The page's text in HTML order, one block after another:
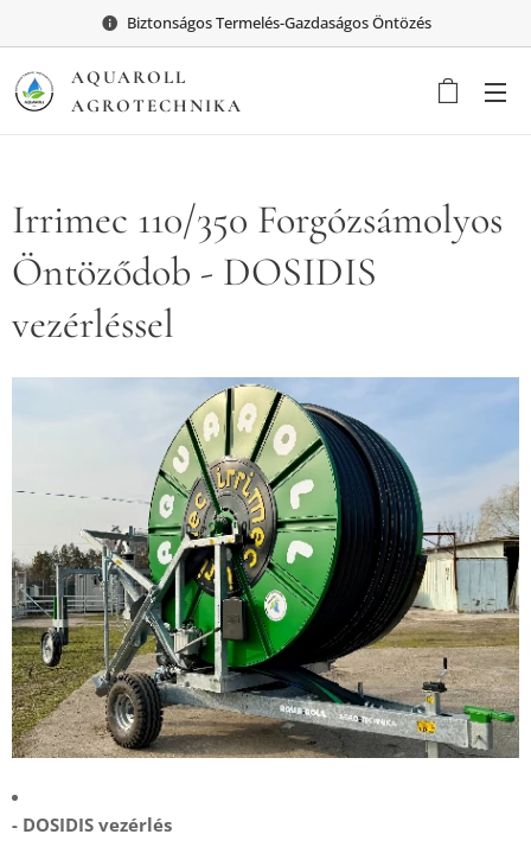
Biztonságos Termelés-Gazdaságos Öntözés
AQUAROLL
AGROTECHNIKA
Irrimec 110/350 Forgózsámolyos
Öntöződob - DOSIDIS
vezérléssel
- DOSIDIS vezérlés